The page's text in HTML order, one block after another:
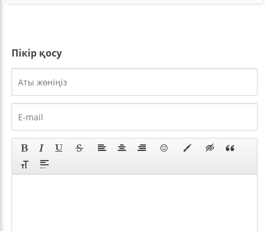
Пікір қосу